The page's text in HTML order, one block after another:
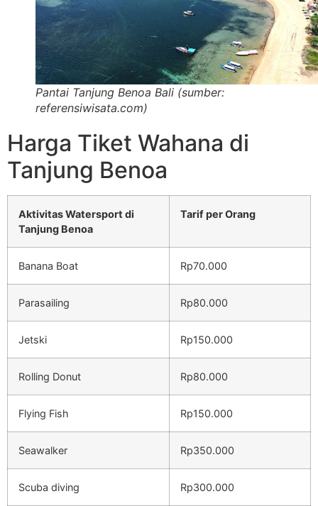
Pantai Tanjung Benoa Bali (sumber:
referensiwisata.com)
Harga Tiket Wahana di
Tanjung Benoa
Aktivitas Watersport di
Tanjung Benoa
Tarif per Orang
Banana Boat Rp70.000
Parasailing Rp80.000
Jetski Rp150.000
Rolling Donut Rp80.000
Flying Fish Rp150.000
Seawalker Rp350.000
Scuba diving Rp300.000